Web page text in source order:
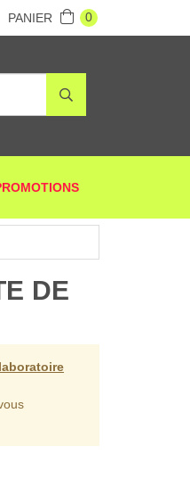
PANIER 0
DE
laboratoire